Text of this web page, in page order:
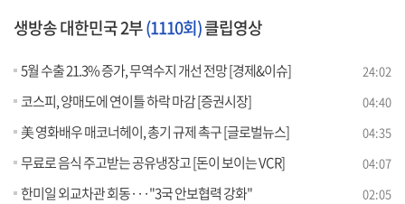
생방송 대한민국 2부(1110회)클립영상
5월 수출 21.3% 증가, 무역수지 개선 전망 [경제&이슈] 24:02
코스피, 양매도에 연이틀 하락 마감 [증권시장] 04:40
美 영화배우 매코너헤이, 총기 규제 촉구 [글로벌뉴스] 04:35
무료로 음식 주고받는 공유냉장고 [돈이 보이는 VCR] 04:07
한미일 외교차관 회동···"3국 안보협력 강화" 02:05